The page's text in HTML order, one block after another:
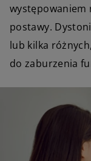
występowaniem
postawy.
lub kilka
do zaburzenia